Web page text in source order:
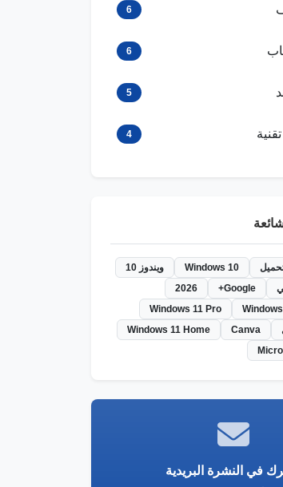
6
6
5
4
Windows 10
ويندوز 10
Google+
2026
Windows 11 Pro
Canva
Windows 11 Home
في النشرة البريدية